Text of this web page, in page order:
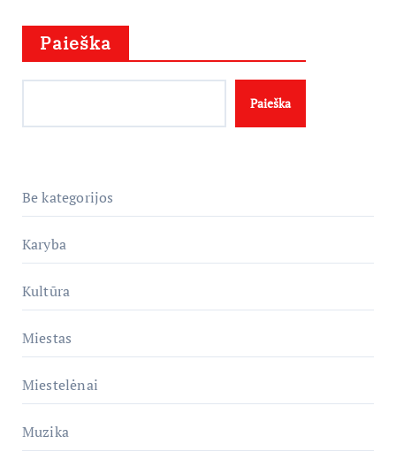
Paieška
Paieška
Be kategorijos
Karyba
Kultūra
Miestas
Miestelėnai
Muzika